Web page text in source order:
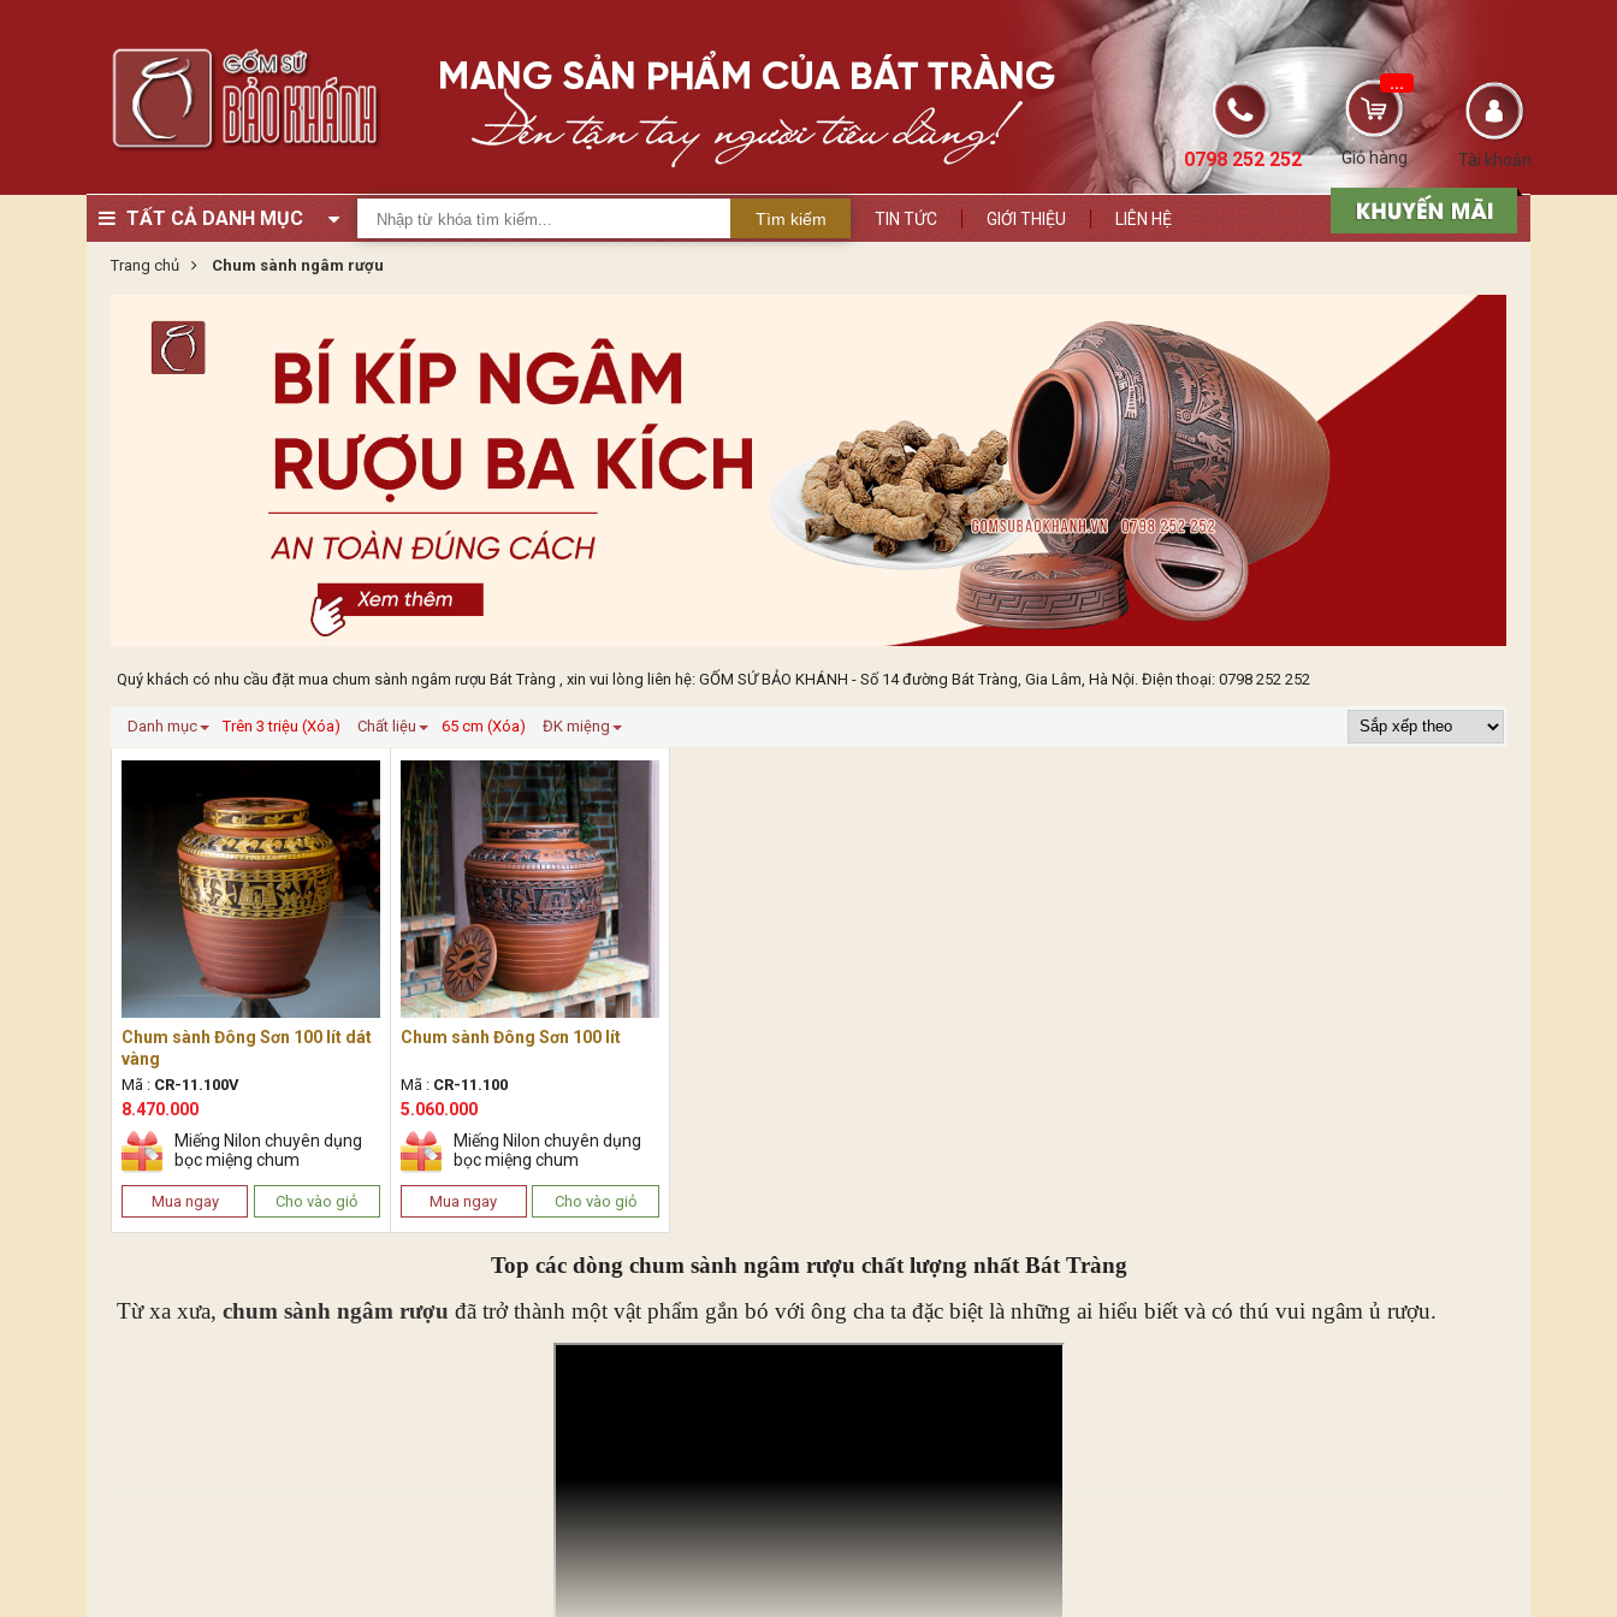
Tài khoản
Giỏ hàng
...
0798 252 252
TẤT CẢ DANH MỤC Tìm kiếm TIN TỨC GIỚI THIỆU LIÊN HỆ
Trang chủ Chum sành ngâm rượu
Quý khách có nhu cầu đặt mua chum sành ngâm rượu Bát Tràng , xin vui lòng liên hệ: GỐM SỨ BẢO KHÁNH - Số 14 đường Bát Tràng, Gia Lâm, Hà Nội. Điện thoại: 0798 252 252
Danh mục Trên 3 triệu (Xóa) Chất liệu 65 cm (Xóa) ĐK miệng
Chum sành Đông Sơn 100 lít dát
vàng
Mã : CR-11.100V
8.470.000
Miếng Nilon chuyên dụng
bọc miệng chum
Mua ngay Cho vào giỏ
Chum sành Đông Sơn 100 lít
Mã : CR-11.100
5.060.000
Miếng Nilon chuyên dụng
bọc miệng chum
Mua ngay Cho vào giỏ
Top các dòng chum sành ngâm rượu chất lượng nhất Bát Tràng
Từ xa xưa, chum sành ngâm rượu đã trở thành một vật phẩm gắn bó với ông cha ta đặc biệt là những ai hiểu biết và có thú vui ngâm ủ rượu.